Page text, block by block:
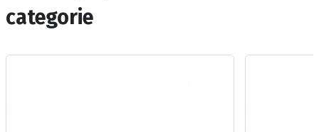
categorie